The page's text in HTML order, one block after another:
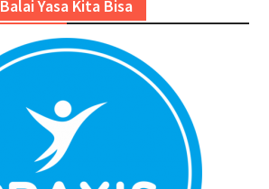
Balai Yasa Kita Bisa